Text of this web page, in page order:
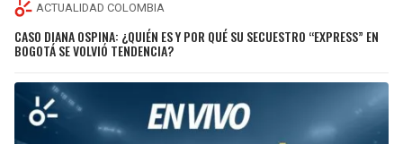
ACTUALIDAD COLOMBIA
CASO DIANA OSPINA: ¿QUIÉN ES Y POR QUÉ SU SECUESTRO “EXPRESS” EN
BOGOTÁ SE VOLVIÓ TENDENCIA?